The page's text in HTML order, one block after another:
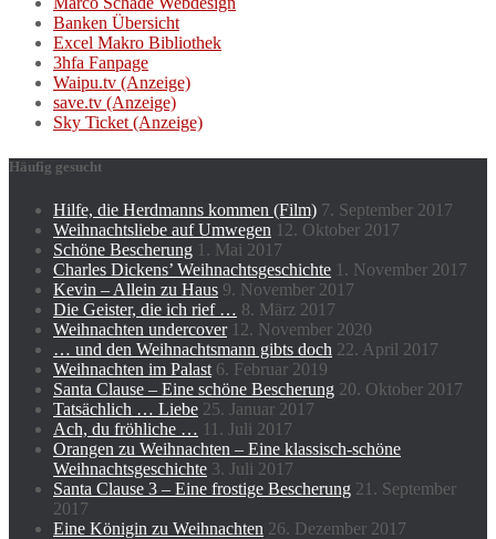
Banken Übersicht
Excel Makro Bibliothek
3hfa Fanpage
Waipu.tv (Anzeige)
save.tv (Anzeige)
Sky Ticket (Anzeige)
Häufig gesucht
Hilfe, die Herdmanns kommen (Film) 7. September 2017
Weihnachtsliebe auf Umwegen 12. Oktober 2017
Schöne Bescherung 1. Mai 2017
Charles Dickens’ Weihnachtsgeschichte 1. November 2017
Kevin – Allein zu Haus 9. November 2017
Die Geister, die ich rief … 8. März 2017
Weihnachten undercover 12. November 2020
… und den Weihnachtsmann gibts doch 22. April 2017
Weihnachten im Palast 6. Februar 2019
Santa Clause – Eine schöne Bescherung 20. Oktober 2017
Tatsächlich … Liebe 25. Januar 2017
Ach, du fröhliche … 11. Juli 2017
Orangen zu Weihnachten – Eine klassisch-schöne
Weihnachtsgeschichte 3. Juli 2017
Santa Clause 3 – Eine frostige Bescherung 21. September
2017
Eine Königin zu Weihnachten 26. Dezember 2017